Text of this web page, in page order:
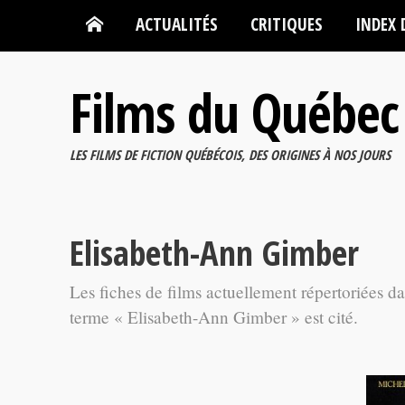
ACTUALITÉS CRITIQUES INDEX
Films du Québec
LES FILMS DE FICTION QUÉBÉCOIS, DES ORIGINES À NOS JOURS
Elisabeth-Ann Gimber
Les fiches de films actuellement répertoriées
terme « Elisabeth-Ann Gimber » est cité.